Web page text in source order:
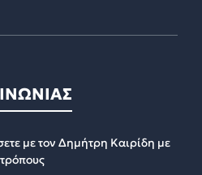
με τον Δημήτρη Καιρίδη με